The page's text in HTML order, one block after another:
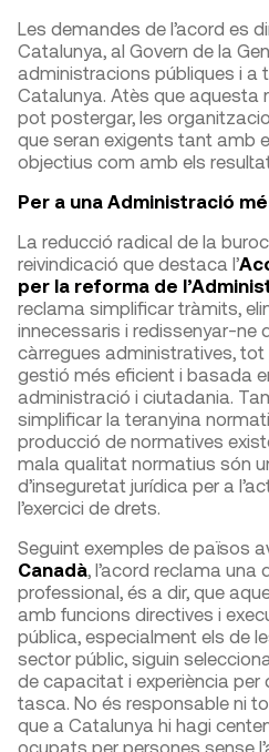
Les demandes de l’acord es
Catalunya, al Govern de la
administracions públiques i a
Catalunya. Atès que aquesta
pot postergar, les
que seran exigents tant amb
objectius com amb els
Per a una Administració
La reducció radical de la
reivindicació que destaca l’
per la reforma de
reclama simplificar tràmits,
innecessaris i redissenyar-ne
càrregues administratives,
gestió més eficient i basada
administració i ciutadania.
simplificar la teranyina
producció de normatives
mala qualitat normatius són
d’inseguretat jurídica per a
l’exercici de drets.
Seguint exemples de països
Canadà, l’acord reclama una
professional, és a dir, que
amb funcions directives i
pública, especialment els de
sector públic, siguin
de capacitat i experiència per
tasca. No és responsable ni
que a Catalunya hi hagi
ocupats per persones sense